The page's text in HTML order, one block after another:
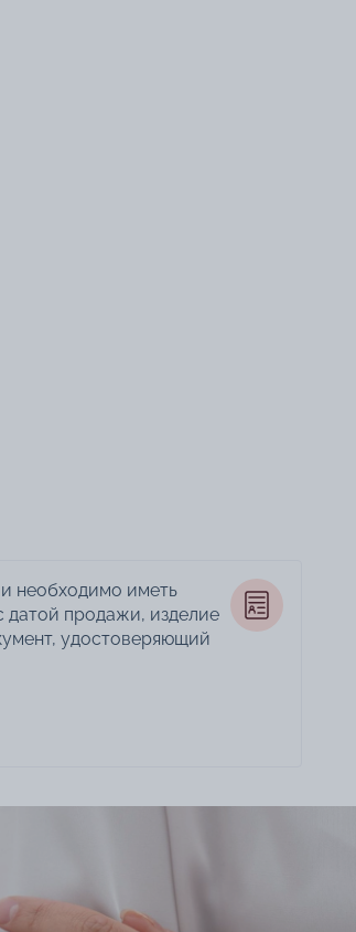
необходимо иметь
датой продажи, изделие
удостоверяющий